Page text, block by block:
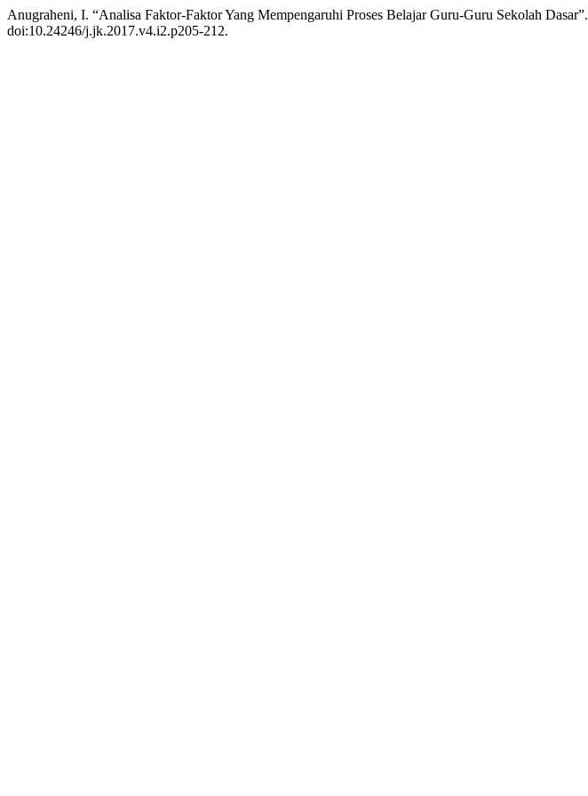
Anugraheni, I. “Analisa Faktor-Faktor Yang Mempengaruhi Proses Belajar Guru-Guru Sekolah Dasar”.
doi:10.24246/j.jk.2017.v4.i2.p205-212.